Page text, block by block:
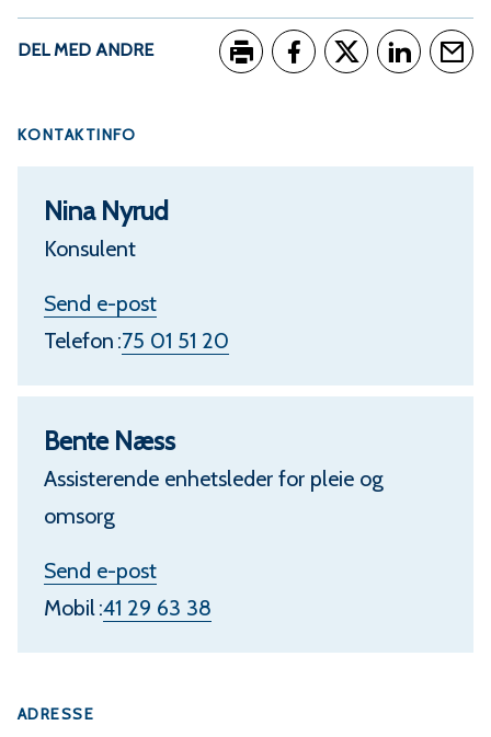
DEL MED ANDRE
KONTAKTINFO
Nina Nyrud
Konsulent
Send e-postt
i
i
n
N
y
Telefon75 01 51 20
Bente Næss
Assisterende enhetsleder for pleie og
omsorg
Send e-postt
i
Mobil41 29 63 38
ADRESSE